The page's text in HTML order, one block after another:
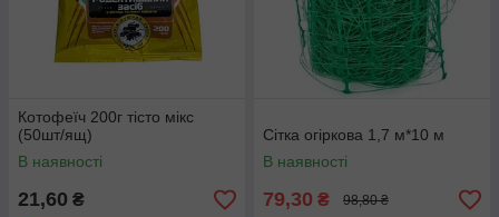
Котофеїч 200г тісто мікс
(50шт/ящ)
В наявності
21,60 ₴
Сітка огіркова 1,7 м*10 м
В наявності
79,30 ₴ 98,80 ₴